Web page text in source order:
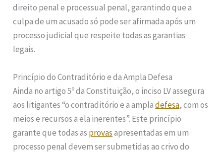
direito penal e processual penal, garantindo que a
culpa de um acusado só pode ser afirmada após um
processo judicial que respeite todas as garantias
legais.
Princípio do Contraditório e da Ampla Defesa
Ainda no artigo 5º da Constituição, o inciso LV assegura
aos litigantes “o contraditório e a ampladefesa, com os
meios e recursos a ela inerentes”. Este princípio
garante que todas as provasapresentadas em um
processo penal devem ser submetidas ao crivo do